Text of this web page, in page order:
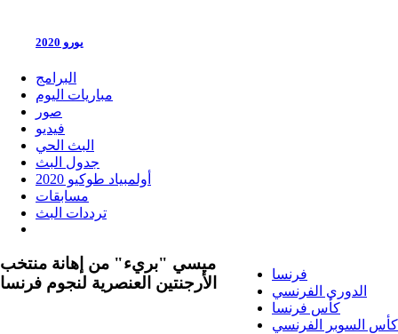
يورو 2020
البرامج
مباريات اليوم
صور
فيديو
البث الحي
جدول البث
أولمبياد طوكيو 2020
مسابقات
ترددات البث
فرنسا
الدوري الفرنسي
كأس فرنسا
كأس السوبر الفرنسي
ميسي "بريء" من إهانة منتخب
الأرجنتين العنصرية لنجوم فرنسا